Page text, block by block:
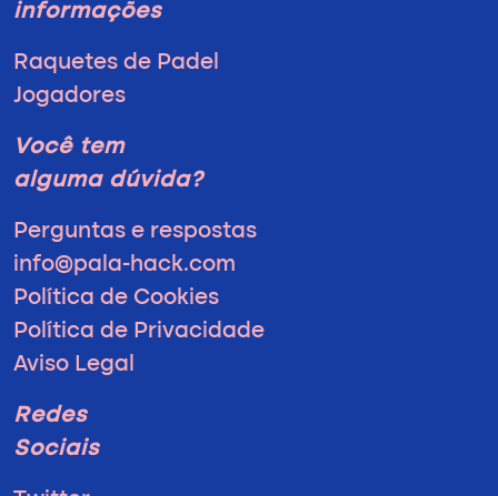
informações
Raquetes de Padel
Jogadores
Você tem
alguma dúvida?
Perguntas e respostas
info@pala-hack.com
Política de Cookies
Política de Privacidade
Aviso Legal
Redes
Sociais